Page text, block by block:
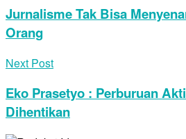
Jurnalisme Tak Bisa
Orang
Next Post
Eko Prasetyo : Perburuan
Dihentikan